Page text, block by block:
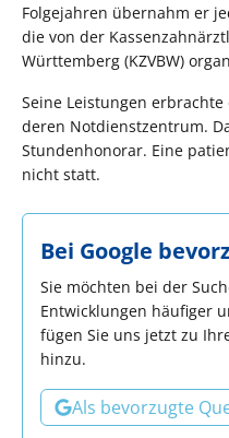
Folgejahren übernahm er
die von der
Württemberg (KZVBW)
Seine Leistungen
deren Notdienstzentrum.
Stundenhonorar. Eine
nicht statt.
Bei Google
Sie möchten bei der
Entwicklungen häufiger
fügen Sie uns jetzt zu
hinzu.
Als bevorzugte